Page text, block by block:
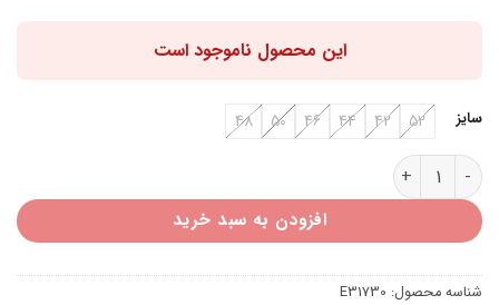
این محصول ناموجود است
سایز 52
42
44
46
50
48
شلوار مازراتی دمپا زنانه E31730 عدد
افزودن به سبد خرید
شناسه محصول: E31730